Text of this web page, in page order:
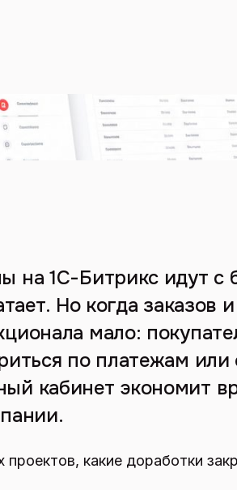
на 1С-Битрикс идут
Но когда заказов
мало:
по платежам
кабинет экономит
какие доработки